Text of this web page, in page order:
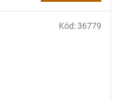
Kód:36779